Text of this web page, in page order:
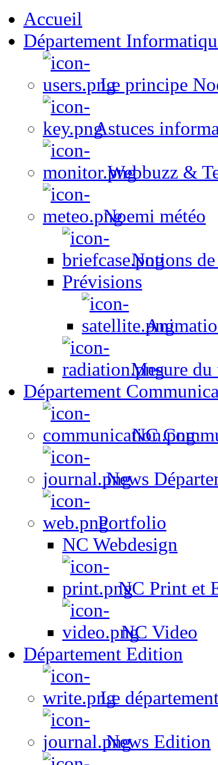
Accueil
Département
Le principe
Astuces
Webbuzz &
Noemi météo
Notions
Prévisions
Mesure du
Département
NC
News
Portfolio
NC Webdesign
NC Print et
NC Video
Département Edition
Le
News Edition